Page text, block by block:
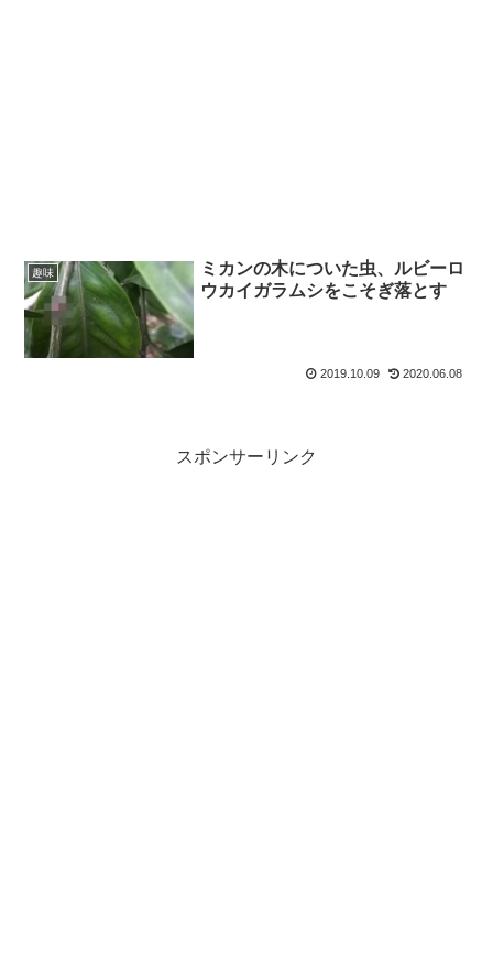
趣味
ミカンの木についた虫、ルビーロ
ウカイガラムシをこそぎ落とす
2019.10.09 2020.06.08
スポンサーリンク